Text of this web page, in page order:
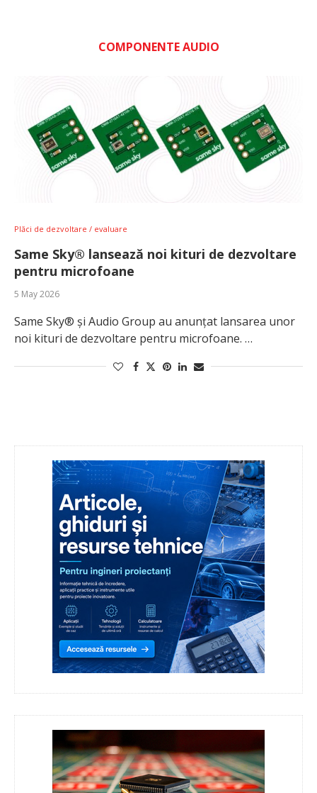
COMPONENTE AUDIO
Plăci de dezvoltare / evaluare
Same Sky® lansează noi kituri de dezvoltare
pentru microfoane
5 May 2026
Same Sky® și Audio Group au anunțat lansarea unor
noi kituri de dezvoltare pentru microfoane. …